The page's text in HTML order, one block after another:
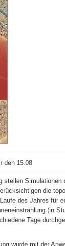
den 15.08
stellen
die
des Jahres für
(in
Tage
wurde mit der